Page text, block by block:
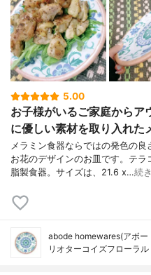
5.00
お子様がいるご家庭からア
に優しい素材を取り入れた
メラミン食器ならではの発色の
お花のデザインのお皿です。テ
脂製食器。サイズは、21.6 x…続
abode homewares(アボー
リオターコイズフローラル